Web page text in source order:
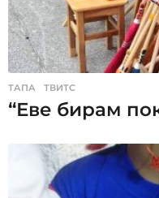
ТАПА ,ТВИТС
“Еве бирам